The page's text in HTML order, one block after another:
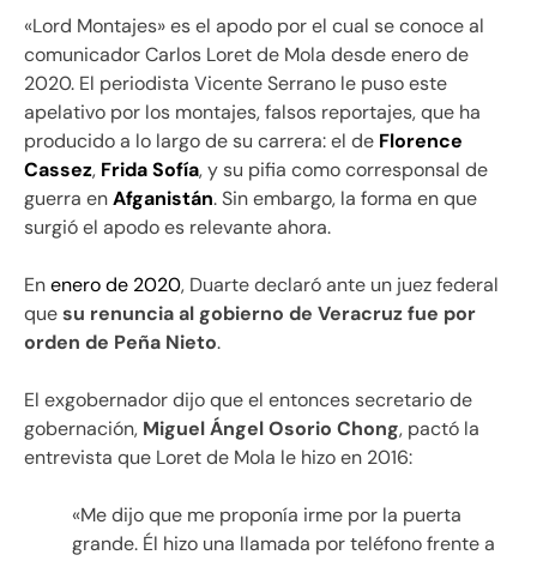
«Lord Montajes» es el apodo por el cual se conoce al
comunicador Carlos Loret de Mola desde enero de
2020. El periodista Vicente Serrano le puso este
apelativo por los montajes, falsos reportajes, que ha
producido a lo largo de su carrera: el de Florence
Cassez, Frida Sofía, y su pifia como corresponsal de
guerra enAfganistán. Sin embargo, la forma en que
surgió el apodo es relevante ahora.
Enenero de 2020, Duarte declaró ante un juez federal
quesu renuncia al gobierno de Veracruz fue por
orden de Peña Nieto.
El exgobernador dijo que el entonces secretario de
gobernación, Miguel Ángel Osorio Chong, pactó la
entrevista que Loret de Mola le hizo en 2016:
«Me dijo que me proponía irme por la puerta
grande. Él hizo una llamada por teléfono frente a